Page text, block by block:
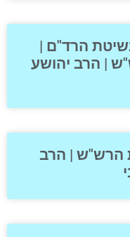
הרד"ם |
| הרב יהושע
הרש"ש | הרב